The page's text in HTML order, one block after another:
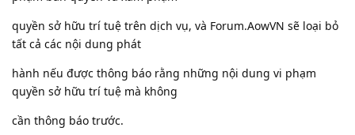
quyền sở hữu trí tuệ trên dịch vụ, và Forum.AowVN sẽ loại bỏ
tất cả các nội dung phát
hành nếu được thông báo rằng những nội dung vi phạm
quyền sở hữu trí tuệ mà không
cần thông báo trước.